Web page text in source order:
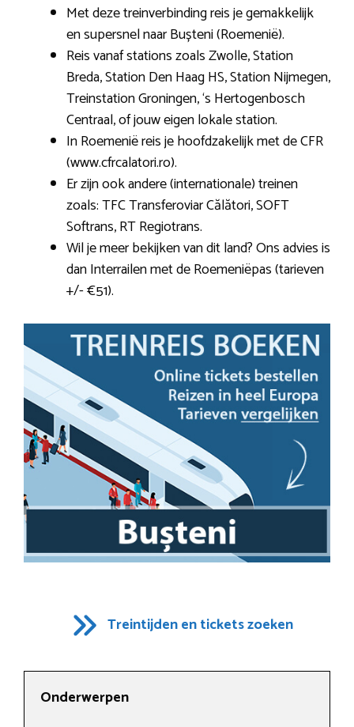
Met deze treinverbinding reis je gemakkelijk
en supersnel naar Bușteni (Roemenië).
Reis vanaf stations zoals Zwolle, Station
Breda, Station Den Haag HS, Station Nijmegen,
Treinstation Groningen, ‘s Hertogenbosch
Centraal, of jouw eigen lokale station.
In Roemenië reis je hoofdzakelijk met de CFR
(www.cfrcalatori.ro).
Er zijn ook andere (internationale) treinen
zoals: TFC Transferoviar Călători, SOFT
Softrans, RT Regiotrans.
Wil je meer bekijken van dit land? Ons advies is
dan Interrailen met de Roemeniëpas (tarieven
+/- €51).
Treintijden en tickets zoeken
Onderwerpen